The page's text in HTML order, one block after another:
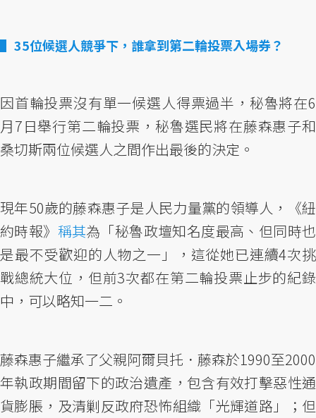
35位候選人競爭下，誰拿到第二輪投票入場券？
因首輪投票沒有單一候選人得票過半，秘魯將在6
月7日舉行第二輪投票，秘魯選民將在藤森惠子和
桑切斯兩位候選人之間作出最後的決定。
現年50歲的藤森惠子是人民力量黨的領導人，《紐
約時報》 稱其為「秘魯政壇知名度最高、但同時也
是最不受歡迎的人物之一」，這從她已連續4次挑
戰總統大位，但前3次都在第二輪投票止步的紀錄
中，可以略知一二。
藤森惠子繼承了父親阿爾貝托．藤森於1990至2000
年執政期間留下的政治遺產，包含有效打擊惡性通
貨膨脹，及清剿反政府恐怖組織「光輝道路」；但